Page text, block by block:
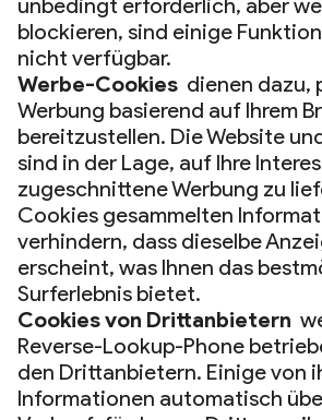
unbedingt erforderlich, aber
blockieren, sind einige
nicht verfügbar.
Werbe-Cookies dienen dazu,
Werbung basierend auf Ihrem
bereitzustellen. Die Website
sind in der Lage, auf Ihre
zugeschnittene Werbung zu
Cookies gesammelten
verhindern, dass dieselbe
erscheint, was Ihnen das
Surferlebnis bietet.
Cookies von Drittanbietern
Reverse-Lookup-Phone
den Drittanbietern. Einige von
Informationen automatisch